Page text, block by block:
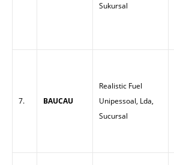
Sukursal
7. BAUCAU
Realistic Fuel
Unipessoal, Lda,
Sucursal